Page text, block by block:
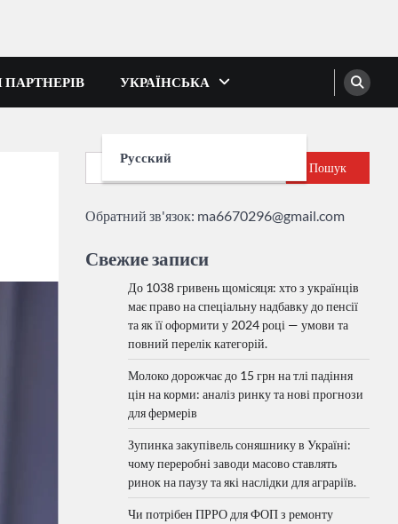
ПАРТНЕРІВ УКРАЇНСЬКА
Русский
Пошук
Обратний зв'язок: ma6670296@gmail.com
Свежие записи
До 1038 гривень щомісяця: хто з українців
має право на спеціальну надбавку до пенсії
та як її оформити у 2024 році — умови та
повний перелік категорій.
Молоко дорожчає до 15 грн на тлі падіння
цін на корми: аналіз ринку та нові прогнози
для фермерів
Зупинка закупівель соняшнику в Україні:
чому переробні заводи масово ставлять
ринок на паузу та які наслідки для аграріїв.
Чи потрібен ПРРО для ФОП з ремонту